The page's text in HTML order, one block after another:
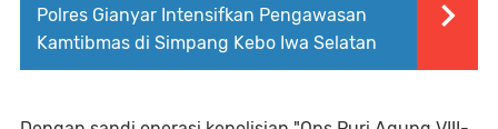
Polres Gianyar Intensifkan Pengawasan
Kamtibmas di Simpang Kebo Iwa Selatan